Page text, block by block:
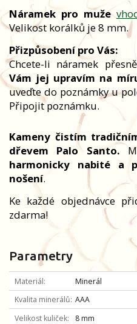
Náramek pro muže
Velikost korálků je 8 mm.
Přizpůsobení pro Vás:
Chcete-li náramek
Vám jej upravím na
uveďte do poznámky u
Připojit poznámku.
Kameny čistím
dřevem Palo Santo.
harmonicky nabité a
nošení.
Ke každé objednávce
zdarma!
Parametry
Materiál
Minerál
Kvalita minerálů AAA
Velikost kuliček
8 mm